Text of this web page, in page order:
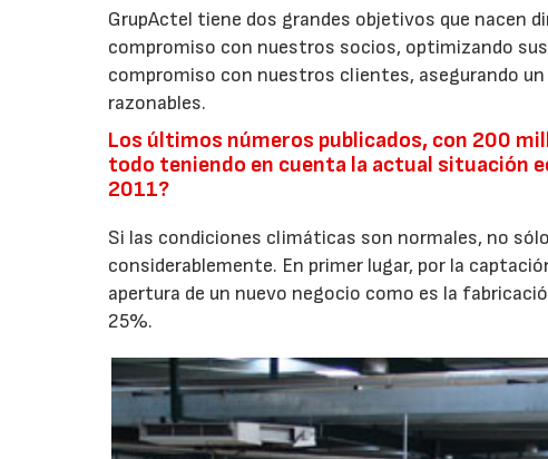
GrupActel tiene dos grandes objetivos que nacen
compromiso con nuestros socios, optimizando
compromiso con nuestros clientes, asegurando
razonables.
Los últimos números publicados, con 200
todo teniendo en cuenta la actual situación
2011?
Si las condiciones climáticas son normales, no
considerablemente. En primer lugar, por la
apertura de un nuevo negocio como es la
25%.